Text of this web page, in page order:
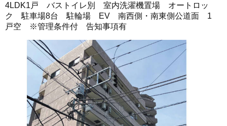
4LDK1戸 バストイレ別 室内洗濯機置場 オートロッ
ク 駐車場8台 駐輪場 EV 南西側・南東側公道面 1
戸空 ※管理条件付 告知事項有